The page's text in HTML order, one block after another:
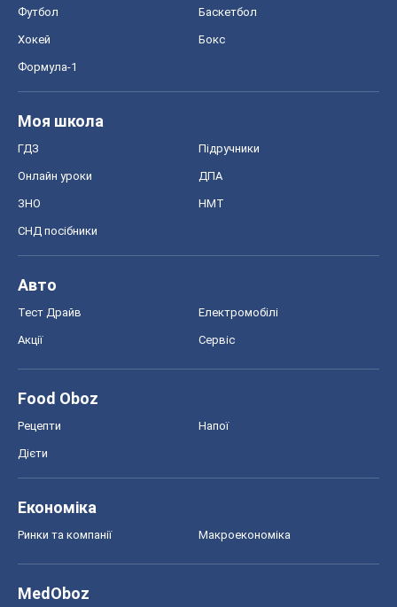
Футбол Баскетбол
Хокей Бокс
Формула-1
Моя школа
ГДЗ Підручники
Онлайн уроки ДПА
ЗНО НМТ
СНД посібники
Авто
Тест Драйв Електромобілі
Акції Сервіс
Food Oboz
Рецепти Напої
Дієти
Економіка
Ринки та компанії Макроекономіка
MedOboz